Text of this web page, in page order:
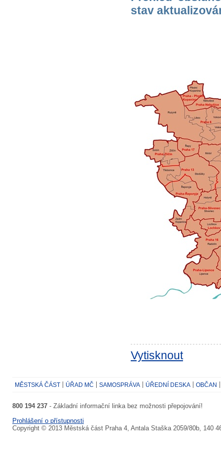
stav
Vytisknout
MĚSTSKÁ ČÁST ÚŘAD MČ SAMOSPRÁVA ÚŘEDNÍ DESKA OBČAN
800 194 237 - Základní informační linka bez možnosti přepojování!
Prohlášení o přístupnosti
Copyright © 2013 Městská část Praha 4, Antala Staška 2059/80b, 140